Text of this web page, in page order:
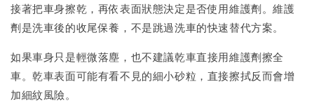
接著把車身擦乾，再依表面狀態決定是否使用維護劑。維護
劑是洗車後的收尾保養，不是跳過洗車的快速替代方案。
如果車身只是輕微落塵，也不建議乾車直接用維護劑擦全
車。乾車表面可能有看不見的細小砂粒，直接擦拭反而會增
加細紋風險。